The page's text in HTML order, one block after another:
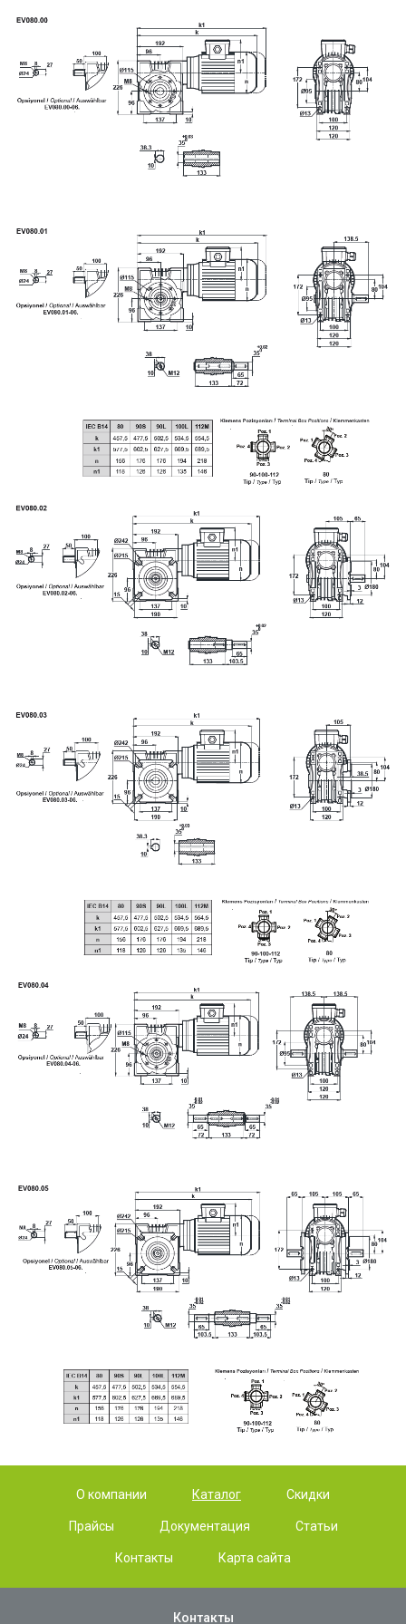
100
167,4
189
О компании Каталог Скидки
Прайсы Документация Статьи
Контакты Карта сайта
Контакты